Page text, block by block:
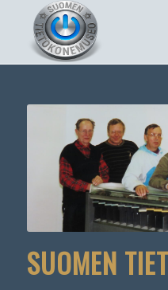
Suomen
vasemmalta: Martti
Heikki Yliheikkilä,
SUOMEN